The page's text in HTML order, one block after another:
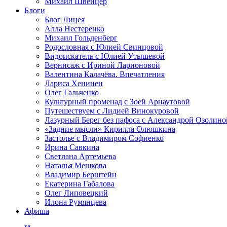
Блоги
Блог Лицея
Алла Нестеренко
Михаил Гольденберг
Родословная с Юлией Свинцовой
Видоискатель с Юлией Утышевой
Вернисаж с Ириной Ларионовой
Валентина Калачёва. Впечатления
Лариса Хенинен
Олег Гальченко
Культурный променад с Зоей Арнаутовой
Путешествуем с Лидией Винокуровой
Лазурный Берег без пафоса с Александрой
«Задние мысли» Кирилла Олюшкина
Застолье с Владимиром Софиенко
Ирина Савкина
Светлана Артемьева
Наталья Мешкова
Владимир Берштейн
Екатерина Габалова
Олег Липовецкий
Илона Румянцева
Афиша